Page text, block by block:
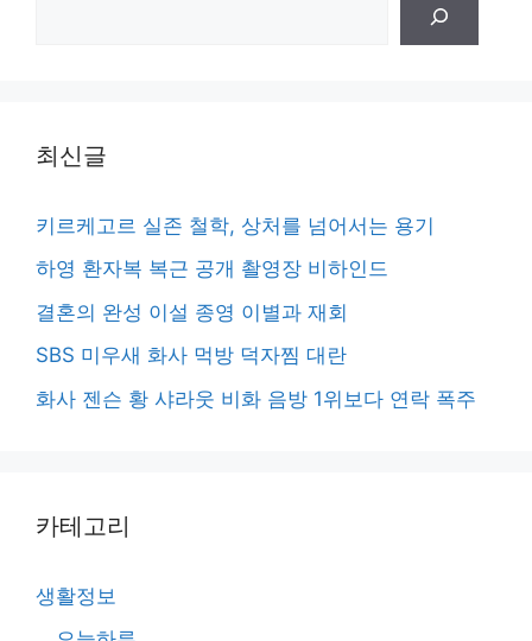
최신글
키르케고르 실존 철학, 상처를 넘어서는 용기
하영 환자복 복근 공개 촬영장 비하인드
결혼의 완성 이설 종영 이별과 재회
SBS 미우새 화사 먹방 덕자찜 대란
화사 젠슨 황 샤라웃 비화 음방 1위보다 연락 폭주
카테고리
생활정보